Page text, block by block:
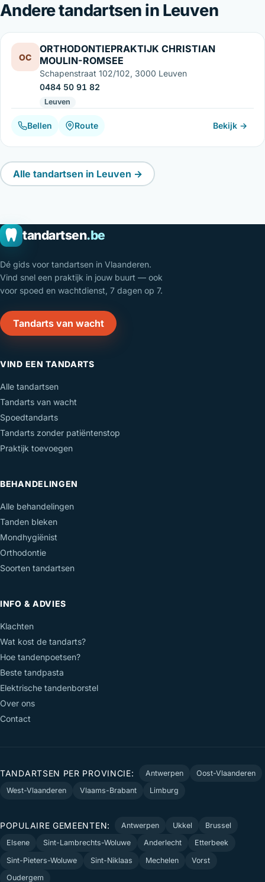
Andere tandartsen in Leuven
OC
ORTHODONTIEPRAKTIJK CHRISTIAN
MOULIN-ROMSEE
Schapenstraat 102/102, 3000 Leuven
0484 50 91 82
Leuven
Bellen Route Bekijk →
Alle tandartsen in Leuven →
tandartsen.be
Dé gids voor tandartsen in Vlaanderen.
Vind snel een praktijk in jouw buurt — ook
voor spoed en wachtdienst, 7 dagen op 7.
Tandarts van wacht
VIND EEN TANDARTS
Alle tandartsen
Tandarts van wacht
Spoedtandarts
Tandarts zonder patiëntenstop
Praktijk toevoegen
BEHANDELINGEN
Alle behandelingen
Tanden bleken
Mondhygiënist
Orthodontie
Soorten tandartsen
INFO & ADVIES
Klachten
Wat kost de tandarts?
Hoe tandenpoetsen?
Beste tandpasta
Elektrische tandenborstel
Over ons
Contact
TANDARTSEN PER PROVINCIE: Antwerpen
Oost-Vlaanderen
West-Vlaanderen
Vlaams-Brabant Limburg
POPULAIRE GEMEENTEN: Antwerpen Ukkel
Brussel
Elsene
Sint-Lambrechts-Woluwe Anderlecht
Etterbeek
Sint-Pieters-Woluwe
Sint-Niklaas Mechelen
Vorst
Oudergem